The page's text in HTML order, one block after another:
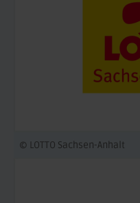
© LOTTO Sachsen-Anhalt